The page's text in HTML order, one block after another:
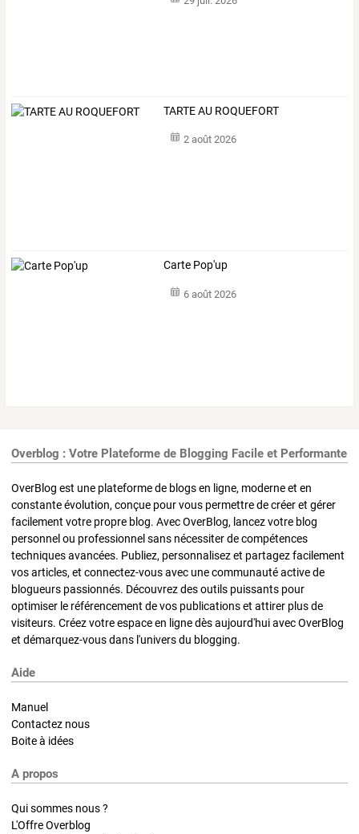
TARTE AU ROQUEFORT
2 août 2026
Carte Pop'up
6 août 2026
Overblog : Votre Plateforme de Blogging Facile et Performante
OverBlog est une plateforme de blogs en ligne, moderne et en
constante évolution, conçue pour vous permettre de créer et gérer
facilement votre propre blog. Avec OverBlog, lancez votre blog
personnel ou professionnel sans nécessiter de compétences
techniques avancées. Publiez, personnalisez et partagez facilement
vos articles, et connectez-vous avec une communauté active de
blogueurs passionnés. Découvrez des outils puissants pour
optimiser le référencement de vos publications et attirer plus de
visiteurs. Créez votre espace en ligne dès aujourd'hui avec OverBlog
et démarquez-vous dans l'univers du blogging.
Aide
Manuel
Contactez nous
Boite à idées
A propos
Qui sommes nous ?
L'Offre Overblog